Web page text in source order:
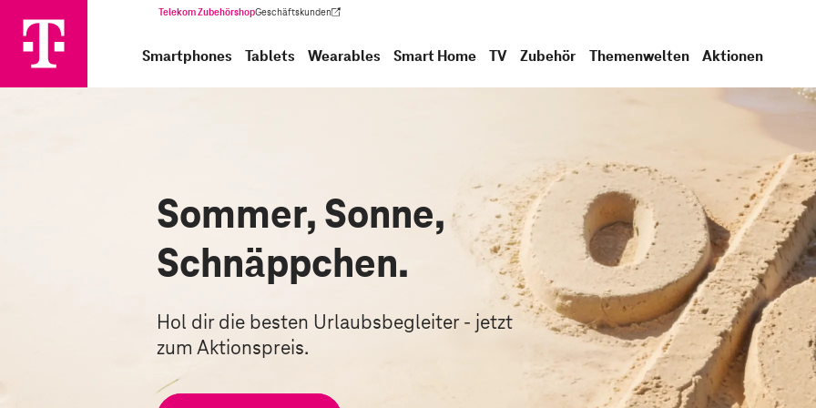
Telekom ZubehörshopGeschäftskunden
(Wird in einem neuen Tab geöffnet)
Smartphones Tablets Wearables Smart Home TV Zubehör Themenwelten Aktionen
Sommer, Sonne,
Schnäppchen.
Hol dir die besten Urlaubsbegleiter - jetzt
zum Aktionspreis.